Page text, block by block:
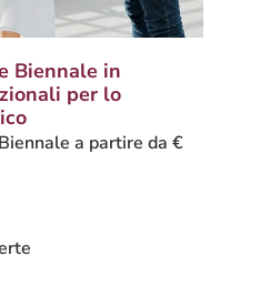
Biennale in
per lo
a partire da €